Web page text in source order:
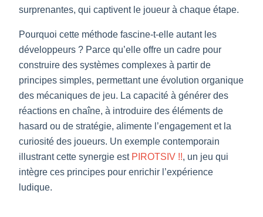
surprenantes, qui captivent le joueur à chaque étape.
Pourquoi cette méthode fascine-t-elle autant les
développeurs ? Parce qu’elle offre un cadre pour
construire des systèmes complexes à partir de
principes simples, permettant une évolution organique
des mécaniques de jeu. La capacité à générer des
réactions en chaîne, à introduire des éléments de
hasard ou de stratégie, alimente l’engagement et la
curiosité des joueurs. Un exemple contemporain
illustrant cette synergie est PIROTSIV !!, un jeu qui
intègre ces principes pour enrichir l’expérience
ludique.